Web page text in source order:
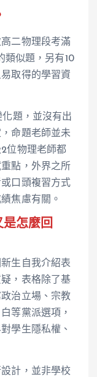
二物理段考滿
類似題，另有10
取得的學習資
題，並沒有出
命題老師並未
位物理老師都
點，外界之所
口頭複習方式
焦慮有關。
怎麼回
生自我介紹表
，表格除了基
治立場、宗教
等黨派選項，
學生隱私權、
計，並非學校